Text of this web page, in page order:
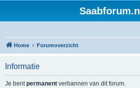
Saabforum.nl
Home Forumoverzicht
Informatie
Je bentpermanent verbannen van dit forum.